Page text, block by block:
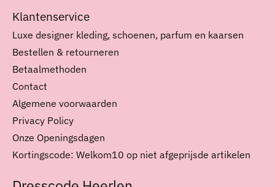
Klantenservice
Luxe designer kleding, schoenen, parfum en kaarsen
Bestellen & retourneren
Betaalmethoden
Contact
Algemene voorwaarden
Privacy Policy
Onze Openingsdagen
Kortingscode: Welkom10 op niet afgeprijsde artikelen